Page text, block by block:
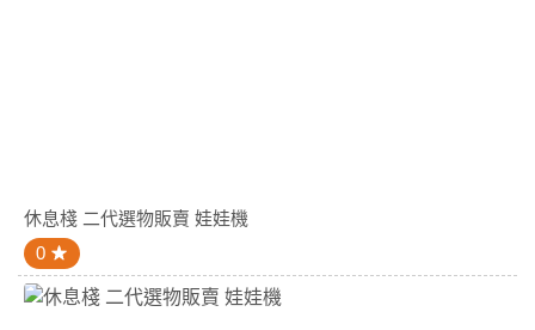
休息棧 二代選物販賣 娃娃機
0